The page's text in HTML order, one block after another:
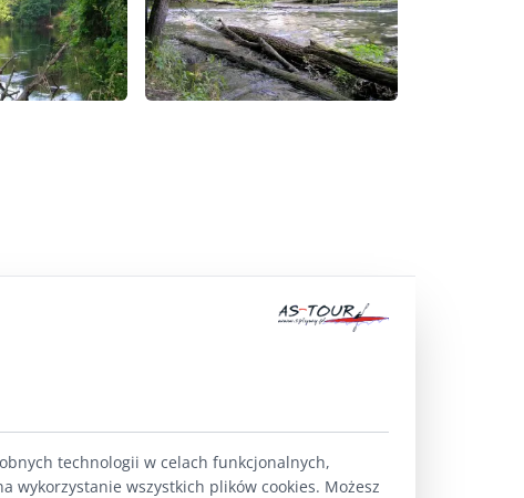
technologii w celach funkcjonalnych,
wykorzystanie wszystkich plików cookies. Możesz